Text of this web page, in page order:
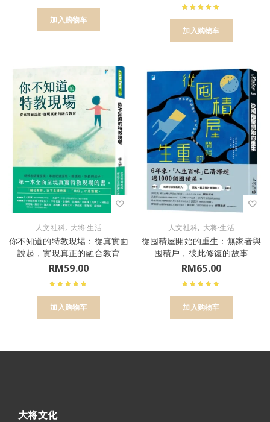
加入购物车
加入购物车
人文社科, 大将·生活
你不知道的特教現場：從真實面
說起，實現真正的融合教育
RM59.00
加入购物车
人文社科, 大将·生活
從囤積屋開始的重生：無家者與
囤積戶，彼此修復的故事
RM65.00
加入购物车
大将文化